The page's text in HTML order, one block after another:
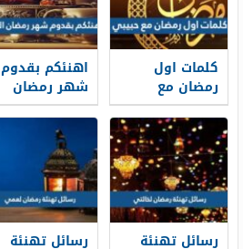
كلمات اول
رمضان مع
حبيبي جديدة
2026 رسائل
رمضان لحبيبي
اهنئكم بقدوم
شهر رمضان
المبارك 2026
بالصور
رسائل تهنئة رسائل تهنئة